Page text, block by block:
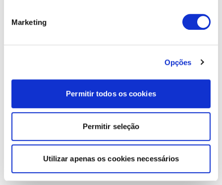
Marketing
Opções
Permitir todos os cookies
Permitir seleção
Utilizar apenas os cookies necessários